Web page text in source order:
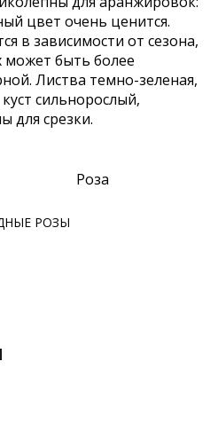
цвет очень ценится.
в зависимости от сезона,
может быть более
Листва темно-зеленая,
сильнорослый,
для срезки.
Роза
РОЗЫ